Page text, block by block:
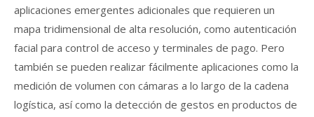
aplicaciones emergentes adicionales que requieren un
mapa tridimensional de alta resolución, como autenticación
facial para control de acceso y terminales de pago. Pero
también se pueden realizar fácilmente aplicaciones como la
medición de volumen con cámaras a lo largo de la cadena
logística, así como la detección de gestos en productos de